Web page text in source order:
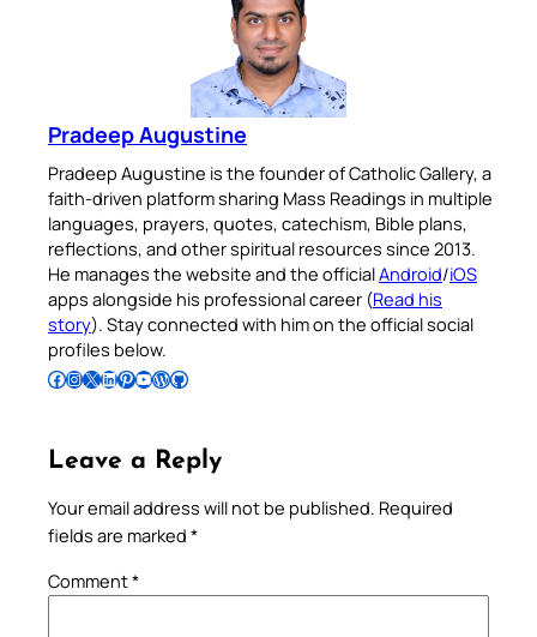
Pradeep Augustine
Pradeep Augustine is the founder of Catholic Gallery, a
faith-driven platform sharing Mass Readings in multiple
languages, prayers, quotes, catechism, Bible plans,
reflections, and other spiritual resources since 2013.
He manages the website and the officialAndroid/iOS
apps alongside his professional career (Read his
story). Stay connected with him on the official social
profiles below.
Follow Pradeep on Facebook Follow Pradeep on InstagramFollow Pradeep on X Follow Pradeep on LinkedIn Follow Pradeep on Pinterest Subscribe to Pradeep’s Youtube Channel Follow Pradeep on WordPress Follow Pradeep on GitHub
Leave a Reply
Your email address will not be published. Required
fields are marked *
Comment*